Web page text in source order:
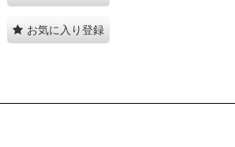
お気に入り登録